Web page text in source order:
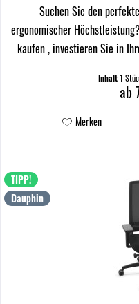
Suchen Sie den
ergonomischer
kaufen , investieren Sie in
Inhalt1
ab
Merken
TIPP!
Dauphin